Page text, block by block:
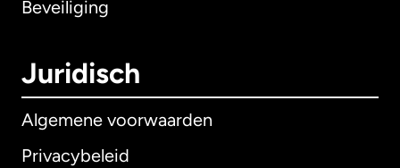
Beveiliging
Juridisch
Algemene voorwaarden
Privacybeleid